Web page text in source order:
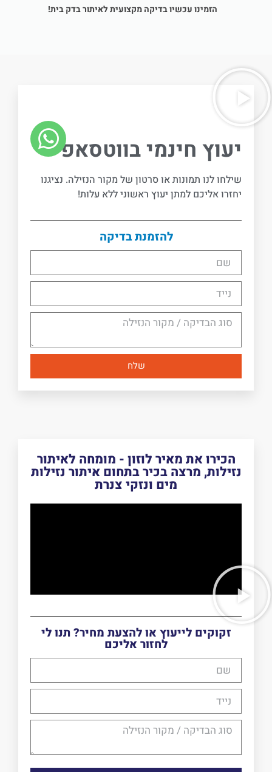
הזמינו עכשיו בדיקה מקצועית לאיתור בדק בית!
יעוץ חינמי בווטסאפ -
שילחו לנו תמונות או סרטון של מקור הנזילה. נציגנו
יחזרו אליכם למתן יעוץ ראשוני ללא עלות!
להזמנת בדיקה
שלח
הכירו את מאיר לוזון - מומחה לאיתור
נזילות, מרצה בכיר בתחום איתור נזילות
מים ונזקי צנרת
זקוקים לייעוץ או להצעת מחיר? תנו לי
לחזור אליכם